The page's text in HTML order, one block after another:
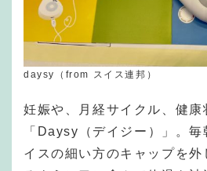
daysy（from スイス連邦）
妊娠や、月経サイクル、健康
「Daysy（デイジー）」。
イスの細い方のキャップを